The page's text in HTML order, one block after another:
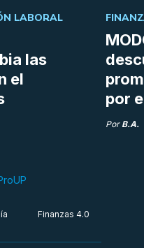
las
el
LABORAL
por
Por B.A.
Finanzas 4.0